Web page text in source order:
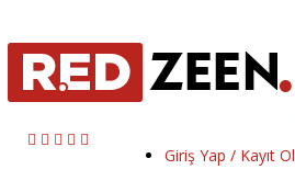
Giriş Yap / Kayıt Ol